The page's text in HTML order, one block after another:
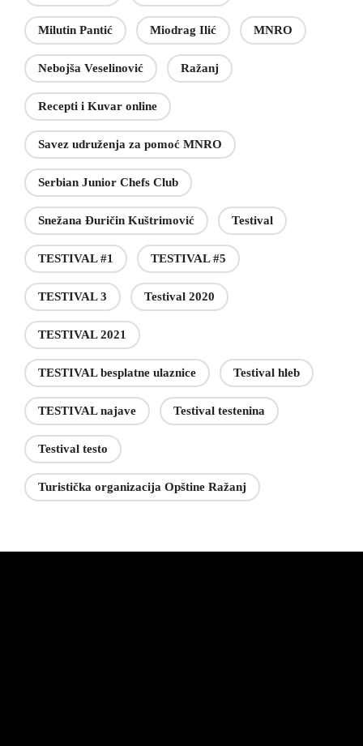
Milutin Pantić Miodrag Ilić MNRO
Nebojša Veselinović Ražanj
Recepti i Kuvar online
Savez udruženja za pomoć MNRO
Serbian Junior Chefs Club
Snežana Đuričin Kuštrimović Testival
TESTIVAL #1 TESTIVAL #5
TESTIVAL 3 Testival 2020
TESTIVAL 2021
TESTIVAL besplatne ulaznice Testival hleb
TESTIVAL najave Testival testenina
Testival testo
Turistička organizacija Opštine Ražanj